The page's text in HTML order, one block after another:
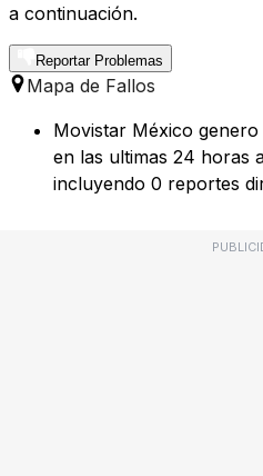
a continuación.
Reportar Problemas
Mapa de Fallos
Movistar México
en las ultimas 24 horas
incluyendo 0 reportes